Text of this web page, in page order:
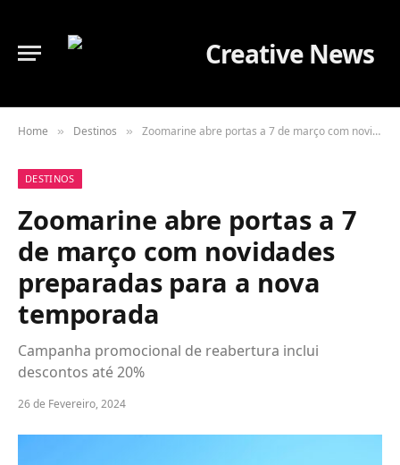
Home » Destinos » Zoomarine abre portas a 7 de março com novidades preparadas para a nova temporada
DESTINOS
Zoomarine abre portas a 7
de março com novidades
preparadas para a nova
temporada
Campanha promocional de reabertura inclui
descontos até 20%
26 de Fevereiro, 2024